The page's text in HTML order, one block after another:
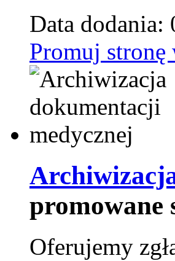
Data dodania:
Promuj
promowane
Oferujemy